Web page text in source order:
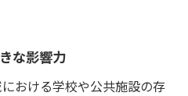
功へ
トレンドを知る
な影響力
おける学校や公共施設の存